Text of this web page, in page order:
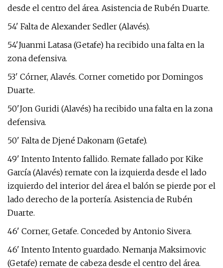
desde el centro del área. Asistencia de Rubén Duarte.
54' Falta de Alexander Sedler (Alavés).
54'Juanmi Latasa (Getafe) ha recibido una falta en la
zona defensiva.
53' Córner, Alavés. Corner cometido por Domingos
Duarte.
50'Jon Guridi (Alavés) ha recibido una falta en la zona
defensiva.
50' Falta de Djené Dakonam (Getafe).
49' Intento Intento fallido. Remate fallado por Kike
García (Alavés) remate con la izquierda desde el lado
izquierdo del interior del área el balón se pierde por el
lado derecho de la portería. Asistencia de Rubén
Duarte.
46' Corner, Getafe. Conceded by Antonio Sivera.
46' Intento Intento guardado. Nemanja Maksimovic
(Getafe) remate de cabeza desde el centro del área.